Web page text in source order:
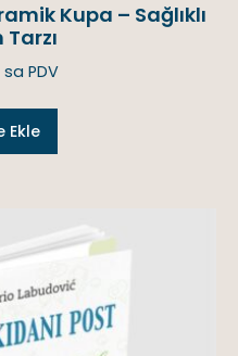
Kupa – Sağlıklı
sa PDV
Ekle